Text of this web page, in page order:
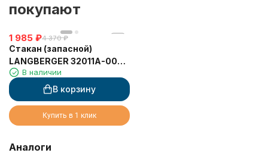
покупают
1 985 ₽4 370 ₽
Стакан (запасной)
LANGBERGER 32011A-00-
01 стеклянный матовый
В наличии
В корзину
Купить в 1 клик
Аналоги